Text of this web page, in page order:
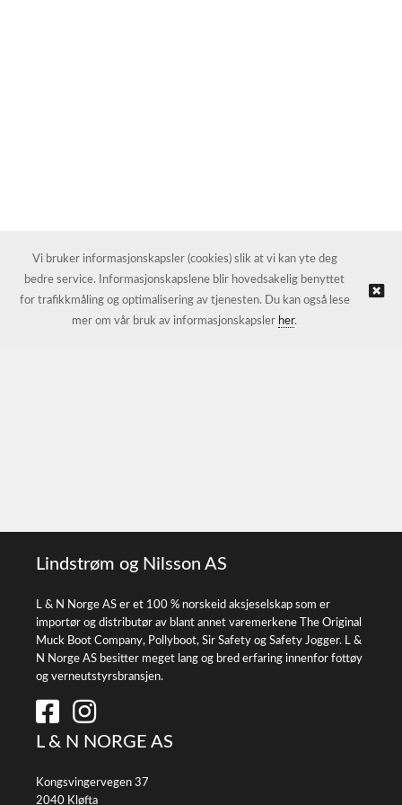
Lindstrøm og Nilsson AS
L & N Norge AS er et 100 % norskeid aksjeselskap som er
importør og distributør av blant annet varemerkene The Original
Muck Boot Company, Pollyboot, Sir Safety og Safety Jogger. L &
N Norge AS besitter meget lang og bred erfaring innenfor fottøy
og verneutstyrsbransjen.
L & N NORGE AS
Kongsvingervegen 37
2040 Kløfta
Vi bruker informasjonskapsler (cookies) slik at vi kan yte deg
bedre service. Informasjonskapslene blir hovedsakelig benyttet
for trafikkmåling og optimalisering av tjenesten. Du kan også lese
mer om vår bruk av informasjonskapsler her.